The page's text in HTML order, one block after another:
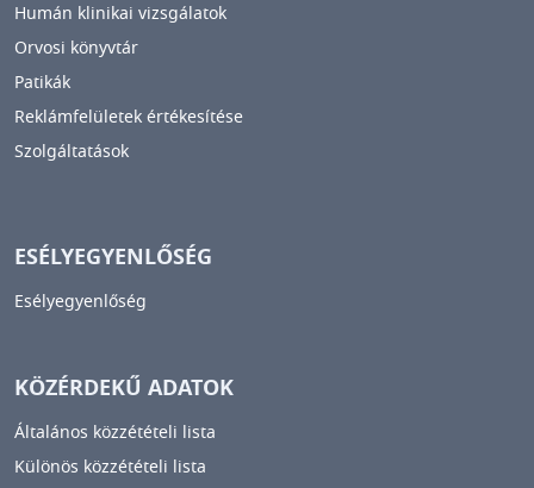
Humán klinikai vizsgálatok
Orvosi könyvtár
Patikák
Reklámfelületek értékesítése
Szolgáltatások
ESÉLYEGYENLŐSÉG
Esélyegyenlőség
KÖZÉRDEKŰ ADATOK
Általános közzétételi lista
Különös közzétételi lista